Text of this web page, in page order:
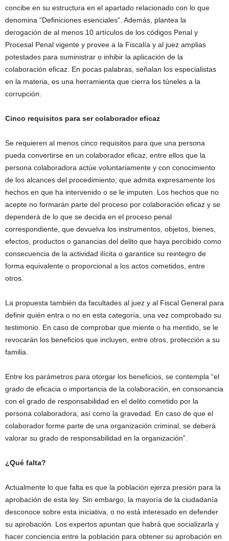
concibe en su estructura en el apartado relacionado con lo que
denomina “Definiciones esenciales”. Además, plantea la
derogación de al menos 10 artículos de los códigos Penal y
Procesal Penal vigente y provee a la Fiscalía y al juez amplias
potestades para suministrar o inhibir la aplicación de la
colaboración eficaz. En pocas palabras, señalan los especialistas
en la materia, es una herramienta que cierra los túneles a la
corrupción.
Cinco requisitos para ser colaborador eficaz
Se requieren al menos cinco requisitos para que una persona
pueda convertirse en un colaborador eficaz, entre ellos que la
persona colaboradora actúe voluntariamente y con conocimiento
de los alcances del procedimiento; que admita expresamente los
hechos en que ha intervenido o se le imputen. Los hechos que no
acepte no formarán parte del proceso por colaboración eficaz y se
dependerá de lo que se decida en el proceso penal
correspondiente, que devuelva los instrumentos, objetos, bienes,
efectos, productos o ganancias del delito que haya percibido como
consecuencia de la actividad ilícita o garantice su reintegro de
forma equivalente o proporcional a los actos cometidos, entre
otros.
La propuesta también da facultades al juez y al Fiscal General para
definir quién entra o no en esta categoría, una vez comprobado su
testimonio. En caso de comprobar que miente o ha mentido, se le
revocarán los beneficios que incluyen, entre otros, protección a su
familia.
Entre los parámetros para otorgar los beneficios, se contempla “el
grado de eficacia o importancia de la colaboración, en consonancia
con el grado de responsabilidad en el delito cometido por la
persona colaboradora, así como la gravedad. En caso de que el
colaborador forme parte de una organización criminal, se deberá
valorar su grado de responsabilidad en la organización”.
¿Qué falta?
Actualmente lo que falta es que la población ejerza presión para la
aprobación de esta ley. Sin embargo, la mayoría de la ciudadanía
desconoce sobre esta iniciativa, o no está interesado en defender
su aprobación. Los expertos apuntan que habrá que socializarla y
hacer conciencia entre la población para obtener su aprobación en